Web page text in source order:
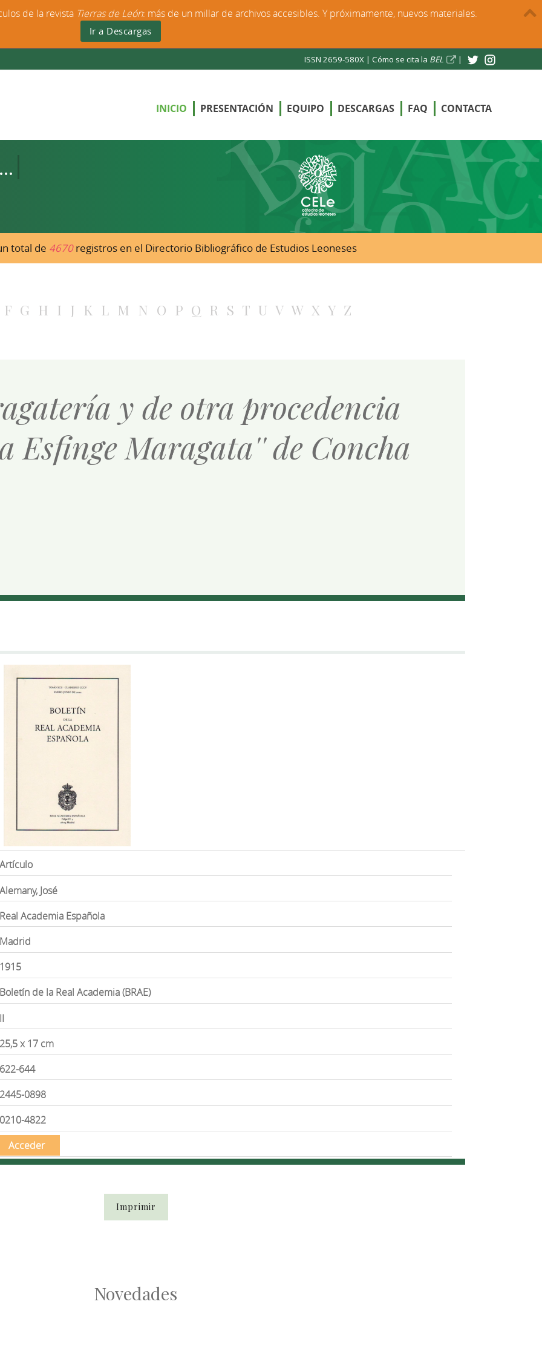
ISSN 2659-580X | Cómo se cita la BEL |
INICIO PRESENTACIÓN EQUIPO DESCARGAS FAQ CONTACTA
total de 4670registros en el Directorio Bibliográfico de Estudios Leoneses
F G H I J K L M N O P Q R S T U V W X Y Z
y de otra procedencia
Esfinge Maragata'' de Concha
Artículo
Alemany, José
Real Academia Española
Madrid
1915
Boletín de la Real Academia (BRAE)
II
25,5 x 17 cm
622-644
2445-0898
0210-4822
Acceder
Imprimir
Novedades
de la revista Tierras de León: más de un millar de archivos accesibles. Y próximamente, nuevos materiales.
Ir a Descargas